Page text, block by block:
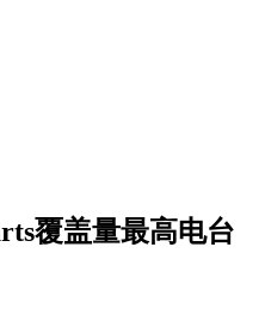
覆盖量最高电台